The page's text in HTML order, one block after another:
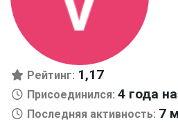
Рейтинг: 1,17
Присоединился: 4 года
Последняя активность: 7